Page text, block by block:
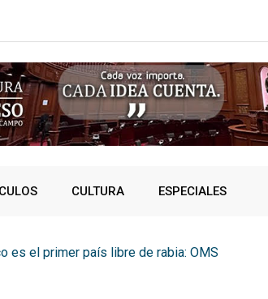
¿VIVES AL
CULTURA ESPECIALES
es el primer país libre de rabia: OMS